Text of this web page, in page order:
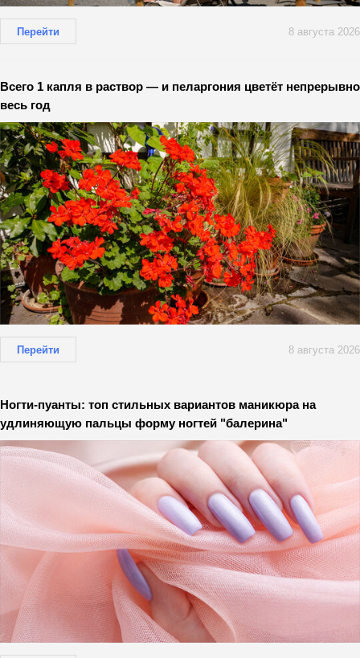
Перейти 8 августа 2026
Всего 1 капля в раствор — и пеларгония цветёт непрерывно
весь год
Перейти 8 августа 2026
Ногти-пуанты: топ стильных вариантов маникюра на
удлиняющую пальцы форму ногтей "балерина"